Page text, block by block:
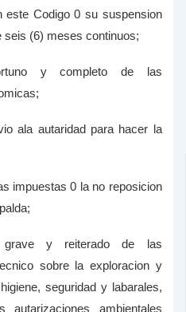
este Codigo 0 su suspension
seis (6) meses continuos;
y completo de las
ala autaridad para hacer la
impuestas 0 la no reposicion
grave y reiterado de las
sobre la exploracion y
seguridad y labarales,
ambientales